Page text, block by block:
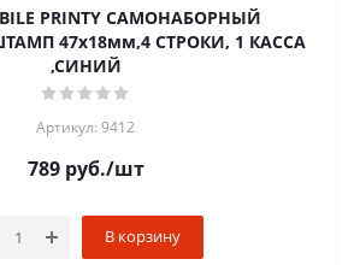
PRINTY САМОНАБОРНЫЙ
47х18мм,4 СТРОКИ, 1 КАССА
,СИНИЙ
Артикул: 9412
789руб./шт
В корзину